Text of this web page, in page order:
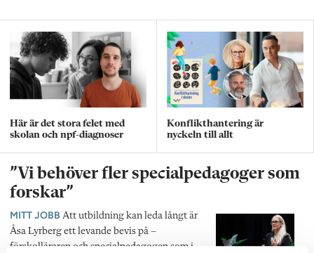
Här är det stora felet med
skolan och npf-diagnoser
Konflikthantering är
nyckeln till allt
”Vi behöver fler specialpedagoger som
forskar”
MITT JOBB Att utbildning kan leda långt är
Åsa Lyrberg ett levande bevis på –
förskolläraren och specialpedagogen som i